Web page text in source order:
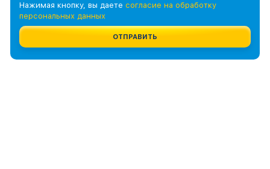
Нажимая кнопку, вы даете согласие на обработку
персональных данных
ОТПРАВИТЬ